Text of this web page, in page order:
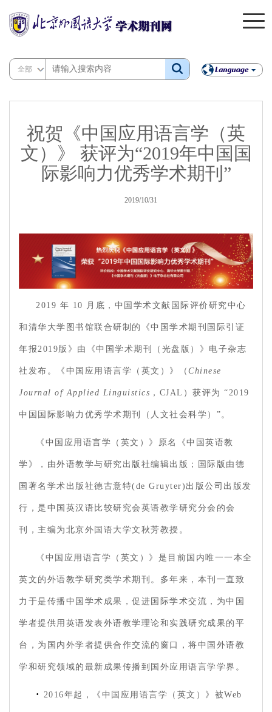
全部
祝贺《中国应用语言学（英
文）》 获评为“2019年中国国
际影响力优秀学术期刊”
2019/10/31
2019 年 10 月底，中国学术文献国际评价研究中心
和清华大学图书馆联合研制的《中国学术期刊国际引证
年报2019版》由《中国学术期刊（光盘版）》电子杂志
社发布。《中国应用语言学（英文）》（ Chinese
Journal of Applied Linguistics ，CJAL）获评为 “2019
中国国际影响力优秀学术期刊（人文社会科学）”。
《中国应用语言学（英文）》原名《中国英语教
学》，由外语教学与研究出版社编辑出版；国际版由德
国著名学术出版社德古意特(de Gruyter)出版公司出版发
行，是中国英汉语比较研究会英语教学研究分会的会
刊，主编为北京外国语大学文秋芳教授。
《中国应用语言学（英文）》是目前国内唯一一本全
英文的外语教学研究类学术期刊。多年来，本刊一直致
力于是传播中国学术成果，促进国际学术交流，为中国
学者提供用英语发表外语教学理论和实践研究成果的平
台，为国内外学者提供合作交流的窗口，将中国外语教
学和研究领域的最新成果传播到国外应用语言学学界。
· 2016年起，《中国应用语言学（英文）》被Web